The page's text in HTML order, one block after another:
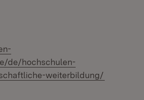
de/hochschulen-
weiterbildung/